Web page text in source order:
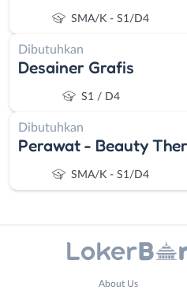
SMA/K - S1/D4
Dibutuhkan
Desainer Grafis
S1 / D4
Dibutuhkan
Perawat - Beauty
SMA/K - S1/D4
About Us